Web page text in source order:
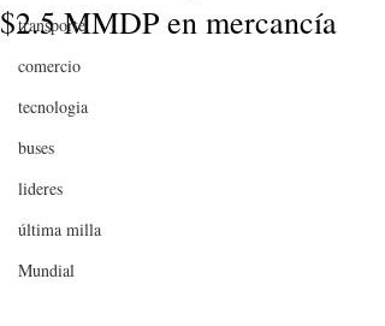
transporte
comercio
tecnologia
buses
lideres
última milla
Mundial
$2.5 MMDP en mercancía